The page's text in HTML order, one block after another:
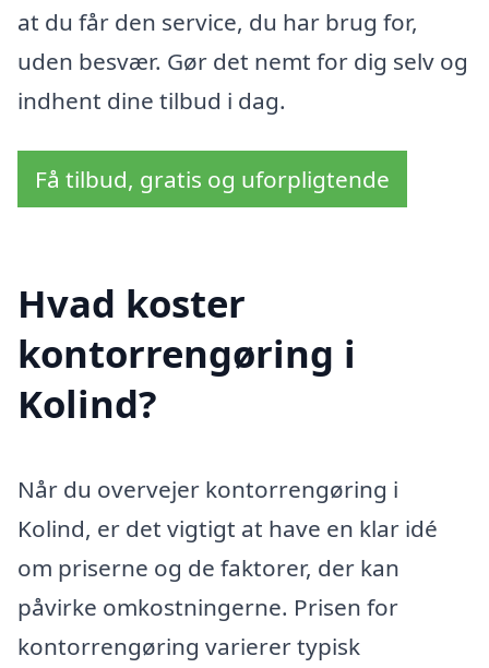
at du får den service, du har brug for,
uden besvær. Gør det nemt for dig selv og
indhent dine tilbud i dag.
Få tilbud, gratis og uforpligtende
Hvad koster
kontorrengøring i
Kolind?
Når du overvejer kontorrengøring i
Kolind, er det vigtigt at have en klar idé
om priserne og de faktorer, der kan
påvirke omkostningerne. Prisen for
kontorrengøring varierer typisk